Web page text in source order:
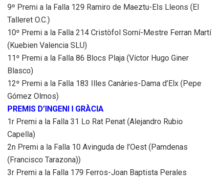
9º Premi a la Falla 129 Ramiro de Maeztu-Els Lleons (El
Talleret O.C.)
10º Premi a la Falla 214 Cristòfol Sorní-Mestre Ferran Martí
(Kuebien Valencia SLU)
11º Premi a la Falla 86 Blocs Plaja (Víctor Hugo Giner
Blasco)
12º Premi a la Falla 183 Illes Canàries-Dama d’Elx (Pepe
Gómez Olmos)
PREMIS D’INGENI I GRÀCIA
1r Premi a la Falla 31 Lo Rat Penat (Alejandro Rubio
Capella)
2n Premi a la Falla 10 Avinguda de l’Oest (Pamdenas
(Francisco Tarazona))
3r Premi a la Falla 179 Ferros-Joan Baptista Perales